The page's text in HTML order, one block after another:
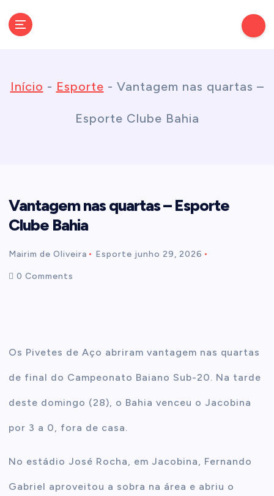
Início - Esporte - Vantagem nas quartas –
Esporte Clube Bahia
Vantagem nas quartas – Esporte
Clube Bahia
Mairim de Oliveira Esporte junho 29, 2026
0 Comments
Os Pivetes de Aço abriram vantagem nas quartas
de final do Campeonato Baiano Sub-20. Na tarde
deste domingo (28), o Bahia venceu o Jacobina
por 3 a 0, fora de casa.
No estádio José Rocha, em Jacobina, Fernando
Gabriel aproveitou a sobra na área e abriu o